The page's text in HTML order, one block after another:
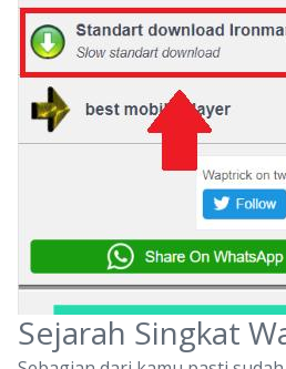
Sejarah Singkat